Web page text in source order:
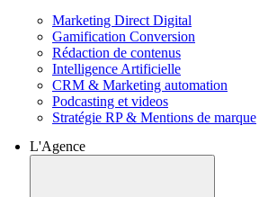
Marketing Direct Digital
Gamification Conversion
Rédaction de contenus
Intelligence Artificielle
CRM & Marketing automation
Podcasting et videos
Stratégie RP & Mentions de marque
L'Agence